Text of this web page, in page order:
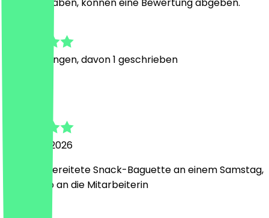
Bewertungen, davon 1 geschrieben
8. August 2026
Frisch zubereitete Snack-Baguette an einem Samstag,
dickes Lob an die Mitarbeiterin